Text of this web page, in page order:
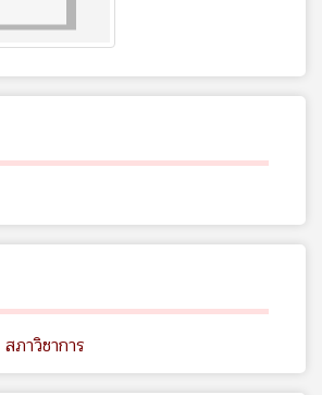
สภาวิชาการ